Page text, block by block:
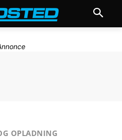
OPLADNING